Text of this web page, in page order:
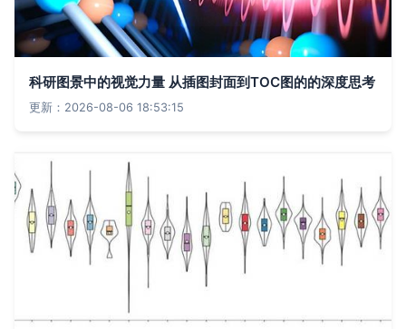
科研图景中的视觉力量 从插图封面到TOC图的的深度思考
更新：2026-08-06 18:53:15